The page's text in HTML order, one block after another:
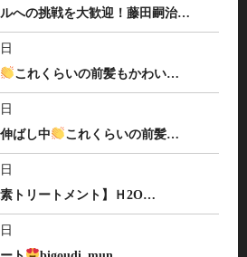
への挑戦を大歓迎！藤田嗣治…
これくらいの前髪もかわい…
ばし中
これくらいの前髪…
素トリートメント】Ｈ2O…